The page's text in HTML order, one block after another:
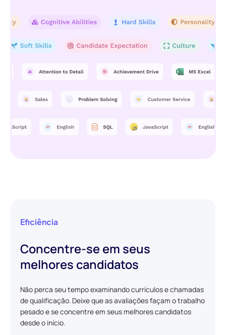
Eficiência
Concentre-se em seus
melhores candidatos
Não perca seu tempo examinando currículos e chamadas
de qualificação. Deixe que as avaliações façam o trabalho
pesado e se concentre em seus melhores candidatos
desde o início.